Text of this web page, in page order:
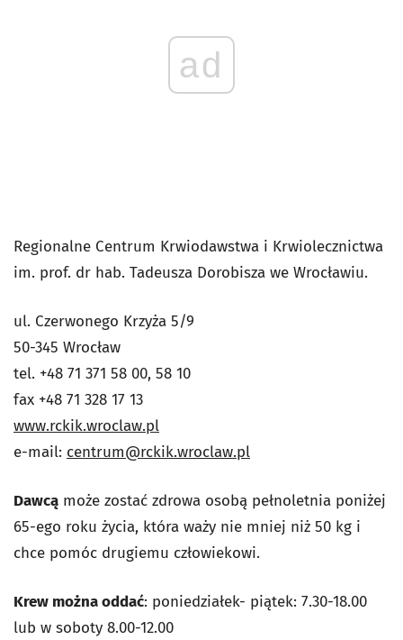
ad
Regionalne Centrum Krwiodawstwa i Krwiolecznictwa
im. prof. dr hab. Tadeusza Dorobisza we Wrocławiu.
ul. Czerwonego Krzyża 5/9
50-345 Wrocław
tel. +48 71 371 58 00, 58 10
fax +48 71 328 17 13
www.rckik.wroclaw.pl
e-mail: centrum@rckik.wroclaw.pl
Dawcą może zostać zdrowa osobą pełnoletnia poniżej
65-ego roku życia, która waży nie mniej niż 50 kg i
chce pomóc drugiemu człowiekowi.
Krew można oddać: poniedziałek- piątek: 7.30-18.00
lub w soboty 8.00-12.00